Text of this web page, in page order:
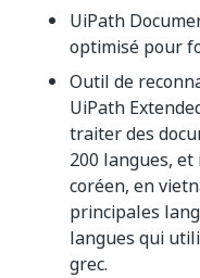
UiPath
optimisé pour
Outil de
UiPath
traiter des
200 langues,
coréen, en
principales
langues qui
grec.